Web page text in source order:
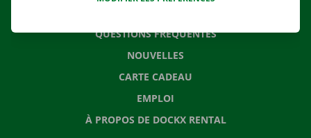
QUESTIONS FRÉQUENTES
NOUVELLES
CARTE CADEAU
EMPLOI
À PROPOS DE DOCKX RENTAL